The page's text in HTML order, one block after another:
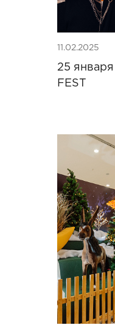
11.02.2025
25 января
FEST